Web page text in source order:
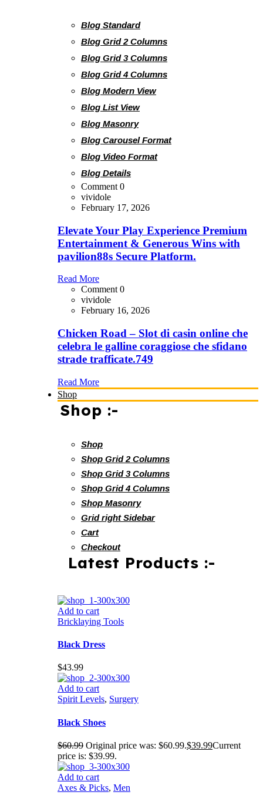
Blog Standard
Blog Grid 2 Columns
Blog Grid 3 Columns
Blog Grid 4 Columns
Blog Modern View
Blog List View
Blog Masonry
Blog Carousel Format
Blog Video Format
Blog Details
Comment 0
vividole
February 17, 2026
Elevate Your Play Experience Premium
Entertainment & Generous Wins with
pavilion88s Secure Platform.
Read More
Comment 0
vividole
February 16, 2026
Chicken Road – Slot di casin online che
celebra le galline coraggiose che sfidano
strade trafficate.749
Read More
Shop
Shop :-
Shop
Shop Grid 2 Columns
Shop Grid 3 Columns
Shop Grid 4 Columns
Shop Masonry
Grid right Sidebar
Cart
Checkout
Latest Products :-
Add to cart
Bricklaying Tools
Black Dress
$43.99
Add to cart
Spirit Levels, Surgery
Black Shoes
$60.99 Original price was: $60.99.$39.99Current
price is: $39.99.
Add to cart
Axes & Picks, Men